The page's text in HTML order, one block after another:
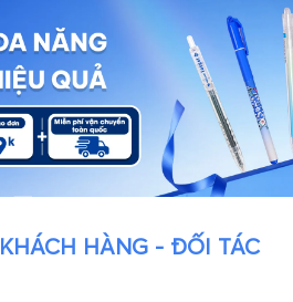
KHÁCH HÀNG - ĐỐI TÁC